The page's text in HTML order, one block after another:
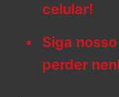
celular!
Siga
perder